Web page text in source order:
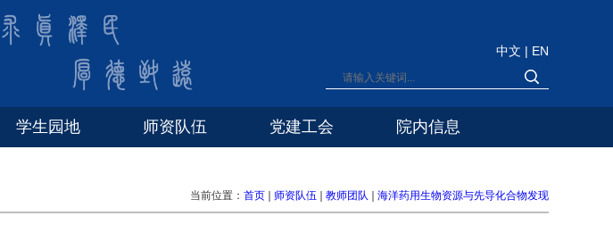
中文 | EN
学生园地 师资队伍 党建工会 院内信息
当前位置： 首页 师资队伍 教师团队 海洋药用生物资源与先导化合物发现